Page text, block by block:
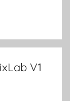
V1